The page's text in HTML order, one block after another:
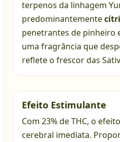
terpenos da linhagem
predominantemente
penetrantes de pinheiro
uma fragrância que
reflete o frescor das
Efeito Estimulante
Com 23% de THC, o
cerebral imediata.